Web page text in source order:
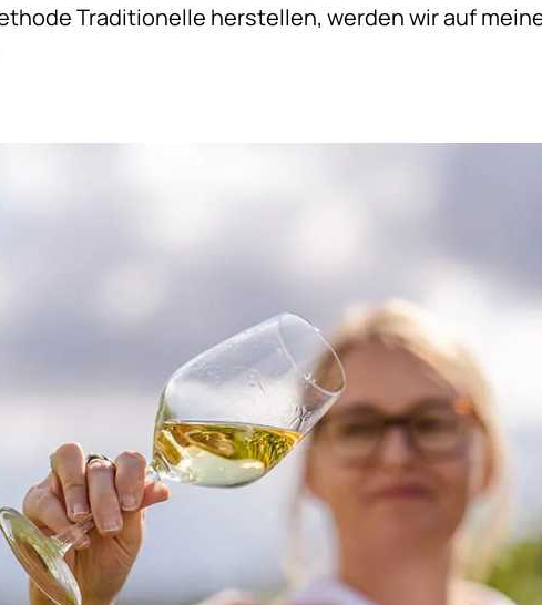
Traditionelle herstellen, werden wir auf